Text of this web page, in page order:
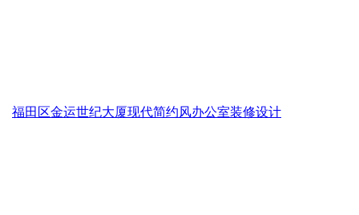
福田区金运世纪大厦现代简约风办公室装修设计